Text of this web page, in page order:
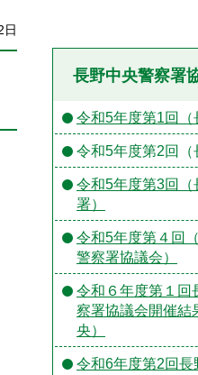
日
長野中央警察署
令和5年度第1回（
令和5年度第2回（
令和5年度第3回（
署）
令和5年度第４回
警察署協議会）
令和６年度第１回
察署協議会開催結
央）
令和6年度第2回長